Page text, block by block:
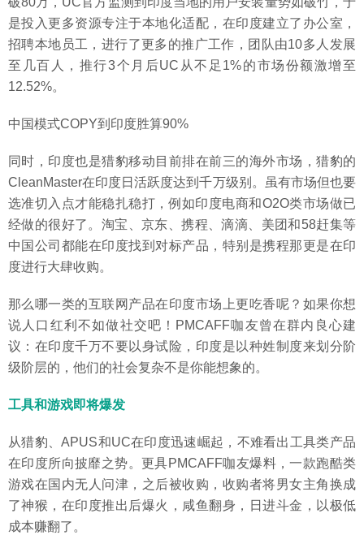
是投入更多资源专注于本地化适配，在印度建立了办公室，
招聘本地员工，进行了更多的推广工作，团队由10多人发展
至几百人，推行3个月后UC从不足1%的市场份额激增至
12.52%。
中国模式COPY到印度胜算90%
同时，印度也是猎豹移动目前排在前三的海外市场，猎豹的
CleanMaster在印度日活跃度达到千万级别。虽有市场但也要
选准切入点才能稳扎稳打，例如印度电商和O2O类市场做已
经做的很好了。淘宝、京东、携程、滴滴、美团和58赶集等
中国公司都能在印度找到对标产品，特别是携程那更是在印
度进行大肆收购。
那么哪一类的互联网产品在印度市场上更吃香呢？如果你想
说人口红利不如做社交吧！PMCAFF咖友曾在群内良心建
议：在印度千万不要以身试险，印度是以种姓制度来划分阶
级阶层的，他们的社会复杂不是你能想象的。
工具和游戏即将爆发
从猎豹、APUS和UC在印度迅速崛起，不难看出工具类产品
在印度所向披靡之势。更具PMCAFF咖友爆料，一款跑酷类
游戏在国内无人问津，之后被收购，收购者将男女主角换成
了神猴，在印度推出后爆火，咸鱼翻身，日进斗金，以极低
成本赚翻了。